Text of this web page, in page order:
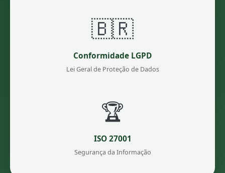
🇧🇷
Conformidade LGPD
Lei Geral de Proteção de Dados
🏆
ISO 27001
Segurança da Informação